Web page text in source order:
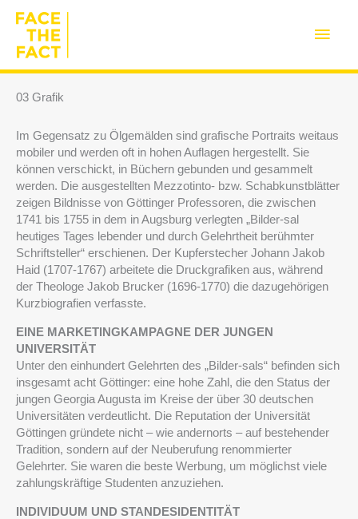
Inhalt
springen
03 Grafik
Im Gegensatz zu Ölgemälden sind grafische Portraits weitaus
mobiler und werden oft in hohen Auflagen hergestellt. Sie
können verschickt, in Büchern gebunden und gesammelt
werden. Die ausgestellten Mezzotinto- bzw. Schabkunstblätter
zeigen Bildnisse von Göttinger Professoren, die zwischen
1741 bis 1755 in dem in Augsburg verlegten „Bilder-sal
heutiges Tages lebender und durch Gelehrtheit berühmter
Schriftsteller“ erschienen. Der Kupferstecher Johann Jakob
Haid (1707-1767) arbeitete die Druckgrafiken aus, während
der Theologe Jakob Brucker (1696-1770) die dazugehörigen
Kurzbiografien verfasste.
EINE MARKETINGKAMPAGNE DER JUNGEN
UNIVERSITÄT
Unter den einhundert Gelehrten des „Bilder-sals“ befinden sich
insgesamt acht Göttinger: eine hohe Zahl, die den Status der
jungen Georgia Augusta im Kreise der über 30 deutschen
Universitäten verdeutlicht. Die Reputation der Universität
Göttingen gründete nicht – wie andernorts – auf bestehender
Tradition, sondern auf der Neuberufung renommierter
Gelehrter. Sie waren die beste Werbung, um möglichst viele
zahlungskräftige Studenten anzuziehen.
INDIVIDUUM UND STANDESIDENTITÄT